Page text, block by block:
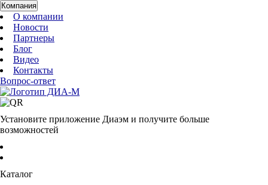
Компания
О компании
Новости
Партнеры
Блог
Видео
Контакты
Вопрос-ответ
Установите приложение Диаэм и получите больше
возможностей
Каталог